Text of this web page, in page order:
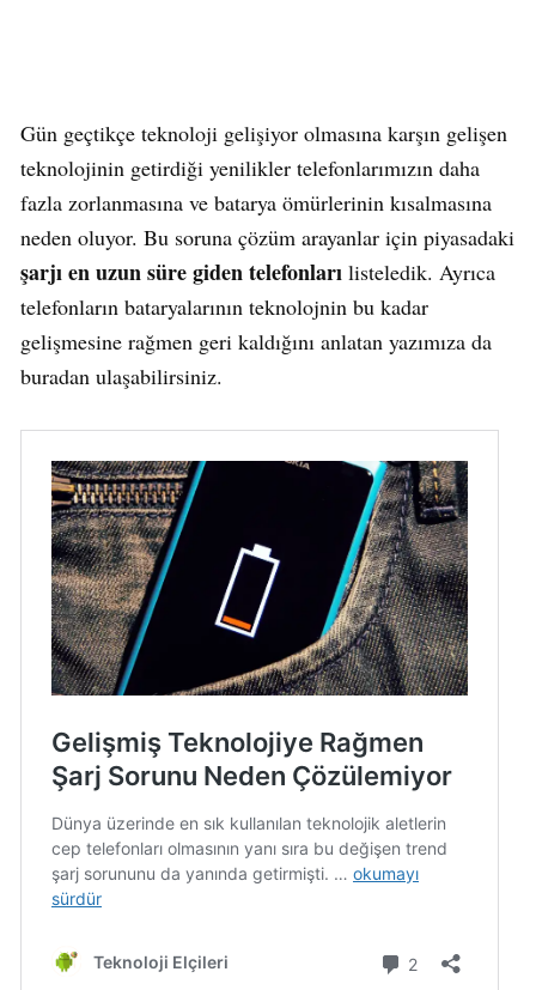
Gün geçtikçe teknoloji gelişiyor olmasına karşın gelişen
teknolojinin getirdiği yenilikler telefonlarımızın daha
fazla zorlanmasına ve batarya ömürlerinin kısalmasına
neden oluyor. Bu soruna çözüm arayanlar için piyasadaki
şarjı en uzun süre giden telefonları listeledik. Ayrıca
telefonların bataryalarının teknolojnin bu kadar
gelişmesine rağmen geri kaldığını anlatan yazımıza da
buradan ulaşabilirsiniz.